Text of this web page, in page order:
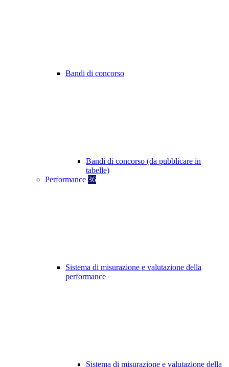
Bandi di concorso
Bandi di concorso (da pubblicare in
tabelle)
Performance 36
Sistema di misurazione e valutazione della
performance
Sistema di misurazione e valutazione della